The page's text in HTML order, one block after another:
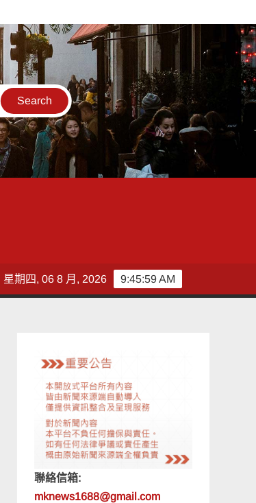
位績優人員接受表揚
9:46:01 AM
星期四, 06 8 月, 2026
聯絡信箱:
mknews1688@gmail.com